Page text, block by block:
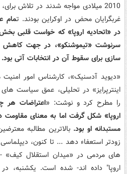
2010 میلادی مواجه شدند در تلاش
غربگرایان محض در اوکراین بودند. تمام
در «اتحادیه اروپا» که خواست قلبی
سرنوشت «تیموشنکو»، در جهت کاهش
سازی برای سقوط آن در انتخابات آتی بود.
«دیوید آدسنیک»، کارشناس امور امنیت
اینترپرایز» در تحلیلی، عمق سیاست
را مطرح کرد و نوشت: «اعتراضات هر
اروپا» شکل گرفت اما به معنای مقاومت
مستبدانه او بود. بالاترین مطالبه
زودتر استعفاء دهد ... تا کنون،
های مردمی در «میدان استقلال کیف»
اروپا"